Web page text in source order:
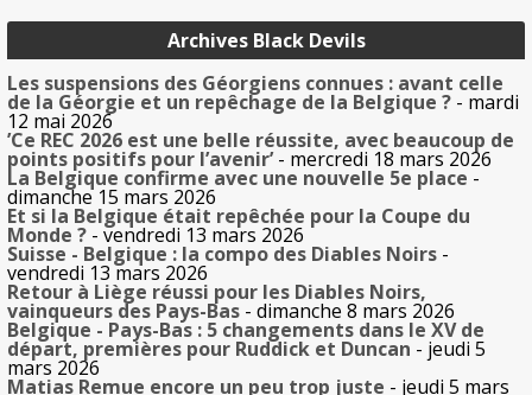
Archives Black Devils
Les suspensions des Géorgiens connues : avant celle
de la Géorgie et un repêchage de la Belgique ? - mardi
12 mai 2026
’Ce REC 2026 est une belle réussite, avec beaucoup de
points positifs pour l’avenir’- mercredi 18 mars 2026
La Belgique confirme avec une nouvelle 5e place -
dimanche 15 mars 2026
Et si la Belgique était repêchée pour la Coupe du
Monde ? - vendredi 13 mars 2026
Suisse - Belgique : la compo des Diables Noirs -
vendredi 13 mars 2026
Retour à Liège réussi pour les Diables Noirs,
vainqueurs des Pays-Bas - dimanche 8 mars 2026
Belgique - Pays-Bas : 5 changements dans le XV de
départ, premières pour Ruddick et Duncan - jeudi 5
mars 2026
Matias Remue encore un peu trop juste - jeudi 5 mars